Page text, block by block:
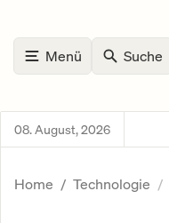
Menü Suche
08. August, 2026
Home Technologie